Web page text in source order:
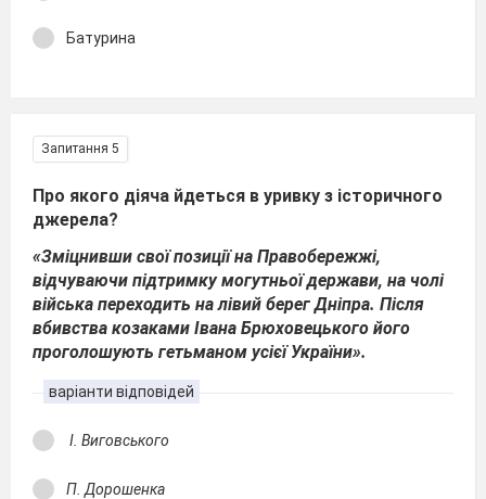
Батурина
Запитання 5
Про якого діяча йдеться в уривку з історичного
джерела?
«Зміцнивши свої позиції на Правобережжі,
відчуваючи підтримку могутньої держави, на чолі
війська переходить на лівий берег Дніпра. Після
вбивства козаками Івана Брюховецького його
проголошують гетьманом усієї України».
варіанти відповідей
І. Виговського
П. Дорошенка